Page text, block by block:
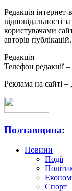
Редакція
відповідальності
користувачами
авторів публікацій.
Редакція –
Телефон редакції –
Реклама на сайті – ,
Полтавщина:
Новини
Події
Спорт